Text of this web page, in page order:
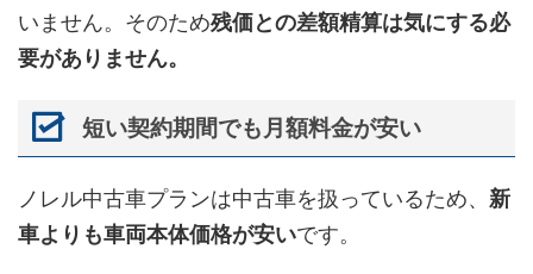
いません。そのため残価との差額精算は気にする必
要がありません。
短い契約期間でも月額料金が安い
ノレル中古車プランは中古車を扱っているため、 新
車よりも車両本体価格が安いです。